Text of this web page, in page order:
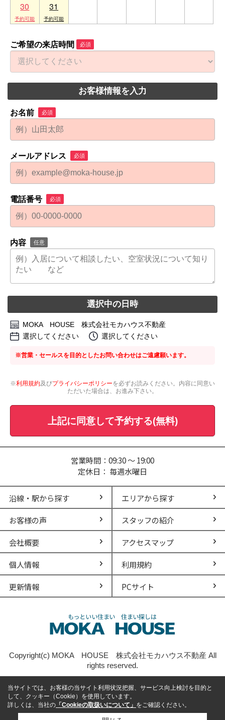
30 31
ご希望の来店時間 必須
お客様情報を入力
お名前 必須
メールアドレス 必須
電話番号 必須
内容 任意
選択中の日時
MOKA HOUSE 株式会社モカハウス不動産
選択してください
選択してください
※営業・セールスを目的としたお問い合わせはご遠慮願います。
※利用規約及びプライバシーポリシーを必ずお読みください。内容に同意い
ただいた場合は、お進み下さい。
上記に同意して予約する(無料)
営業時間：09:30 ～ 19:00
定休日： 毎週水曜日
沿線・駅から探す エリアから探す
お客様の声 スタッフの紹介
会社概要 アクセスマップ
個人情報 利用規約
更新情報 PCサイト
Copyright(c) MOKA HOUSE 株式会社モカハウス不動産 All
rights reserved.
当サイトでは、お客様の当サイト利用状況把握、サービス向上検討を目的と
して、クッキー（Cookie）を使用しています。
詳しくは、当社の 「Cookieの取扱いについて」 をご確認ください。